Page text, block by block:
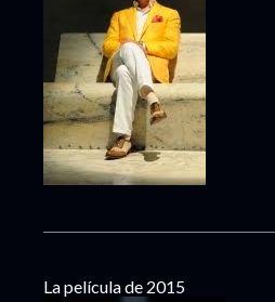
La película de 2015